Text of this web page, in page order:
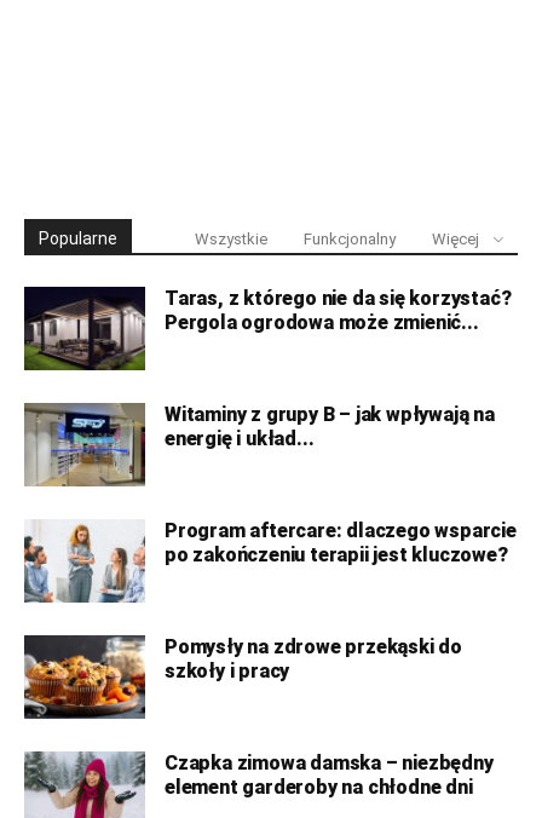
Popularne Wszystkie Funkcjonalny Więcej
Taras, z którego nie da się korzystać?
Pergola ogrodowa może zmienić...
Witaminy z grupy B – jak wpływają na
energię i układ...
Program aftercare: dlaczego wsparcie
po zakończeniu terapii jest kluczowe?
Pomysły na zdrowe przekąski do
szkoły i pracy
Czapka zimowa damska – niezbędny
element garderoby na chłodne dni